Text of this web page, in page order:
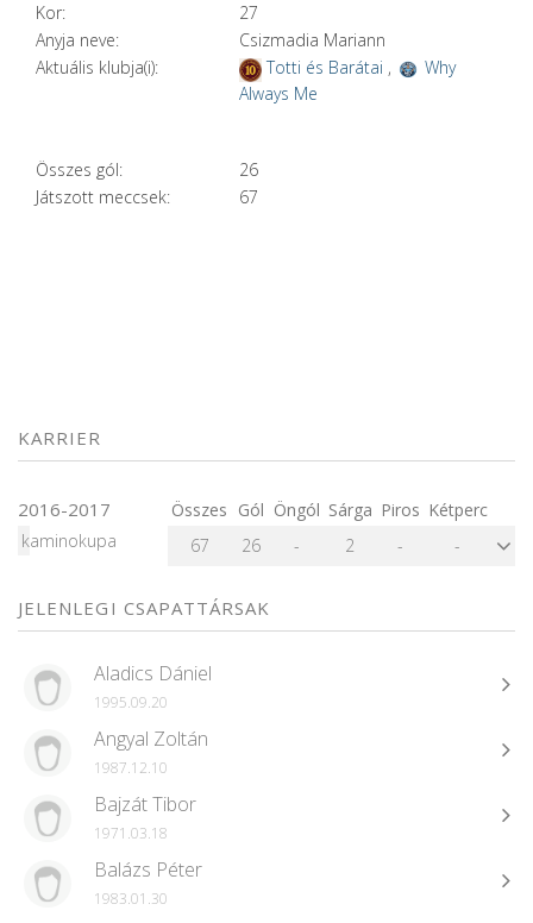
Kor:
27
Anyja neve:
Csizmadia Mariann
Aktuális klubja(i):
Totti és Barátai ,
Why
Always Me
Összes gól:
26
Játszott meccsek:
67
KARRIER
2016-2017 Összes Gól Öngól Sárga Piros Kétperc
kaminokupa
67 26 - 2 - -
JELENLEGI CSAPATTÁRSAK
Aladics Dániel
1995.09.20
Angyal Zoltán
1987.12.10
Bajzát Tibor
1971.03.18
Balázs Péter
1983.01.30